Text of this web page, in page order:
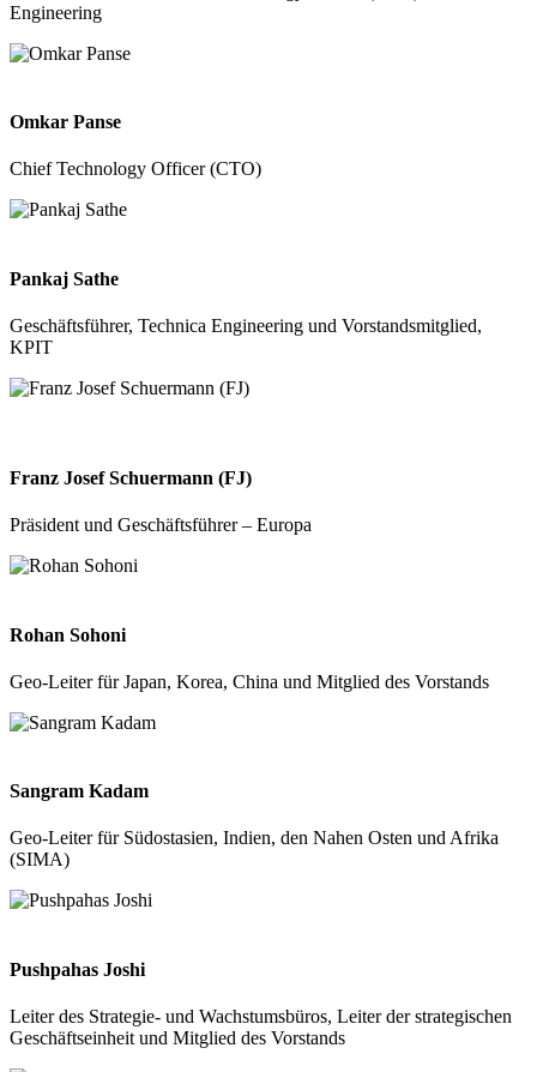
Engineering
Omkar Panse
Chief Technology Officer (CTO)
Pankaj Sathe
Geschäftsführer, Technica Engineering und Vorstandsmitglied,
KPIT
Franz Josef Schuermann (FJ)
Präsident und Geschäftsführer – Europa
Rohan Sohoni
Geo-Leiter für Japan, Korea, China und Mitglied des Vorstands
Sangram Kadam
Geo-Leiter für Südostasien, Indien, den Nahen Osten und Afrika
(SIMA)
Pushpahas Joshi
Leiter des Strategie- und Wachstumsbüros, Leiter der strategischen
Geschäftseinheit und Mitglied des Vorstands